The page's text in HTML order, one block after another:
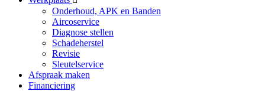
Onderhoud, APK en Banden
Aircoservice
Diagnose stellen
Schadeherstel
Revisie
Sleutelservice
Afspraak maken
Financiering